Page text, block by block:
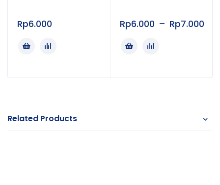
Rp6.000 Rp6.000 – Rp7.000
Related Products